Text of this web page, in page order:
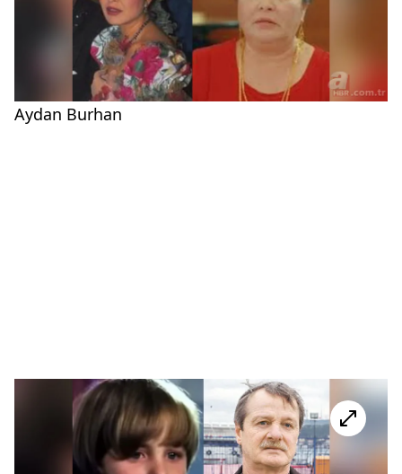
Aydan Burhan